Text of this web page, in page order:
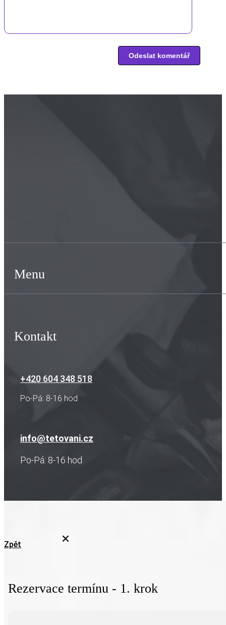
Menu
Kontakt
+420 604 348 518
Po-Pá: 8-16 hod
info@tetovani.cz
Po-Pá: 8-16 hod
Zpět
Rezervace termínu - 1. krok